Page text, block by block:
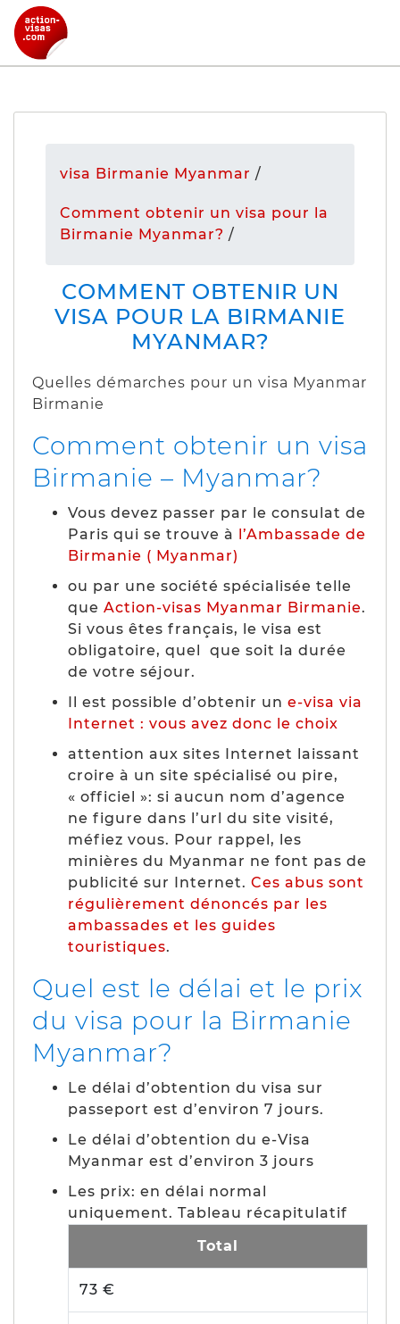
visa Birmanie Myanmar /
Comment obtenir un visa pour la
Birmanie Myanmar? /
COMMENT OBTENIR UN
VISA POUR LA BIRMANIE
MYANMAR?
Quelles démarches pour un visa Myanmar
Birmanie
Comment obtenir un visa
Birmanie – Myanmar?
Vous devez passer par le consulat de
Paris qui se trouve à l’Ambassade de
Birmanie ( Myanmar)
ou par une société spécialisée telle
que Action-visas Myanmar Birmanie.
Si vous êtes français, le visa est
obligatoire, quel que soit la durée
de votre séjour.
Il est possible d’obtenir un e-visa via
Internet : vous avez donc le choix
attention aux sites Internet laissant
croire à un site spécialisé ou pire,
« officiel »: si aucun nom d’agence
ne figure dans l’url du site visité,
méfiez vous. Pour rappel, les
minières du Myanmar ne font pas de
publicité sur Internet. Ces abus sont
régulièrement dénoncés par les
ambassades et les guides
touristiques.
Quel est le délai et le prix
du visa pour la Birmanie
Myanmar?
Le délai d’obtention du visa sur
passeport est d’environ 7 jours.
Le délai d’obtention du e-Visa
Myanmar est d’environ 3 jours
Les prix: en délai normal
uniquement. Tableau récapitulatif
Total
73 €